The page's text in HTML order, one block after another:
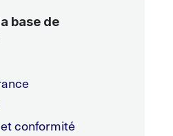
base de
et conformité